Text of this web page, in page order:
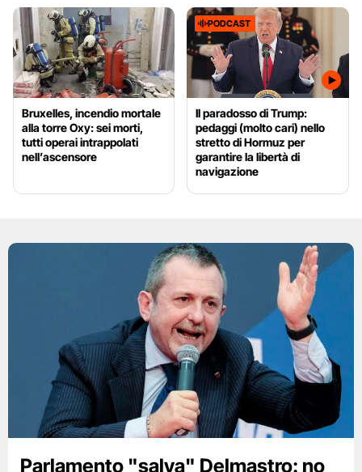
Bruxelles, incendio mortale
alla torre Oxy: sei morti,
tutti operai intrappolati
nell’ascensore
PODCAST
Il paradosso di Trump:
pedaggi (molto cari) nello
stretto di Hormuz per
garantire la libertà di
navigazione
Parlamento "salva" Delmastro: no